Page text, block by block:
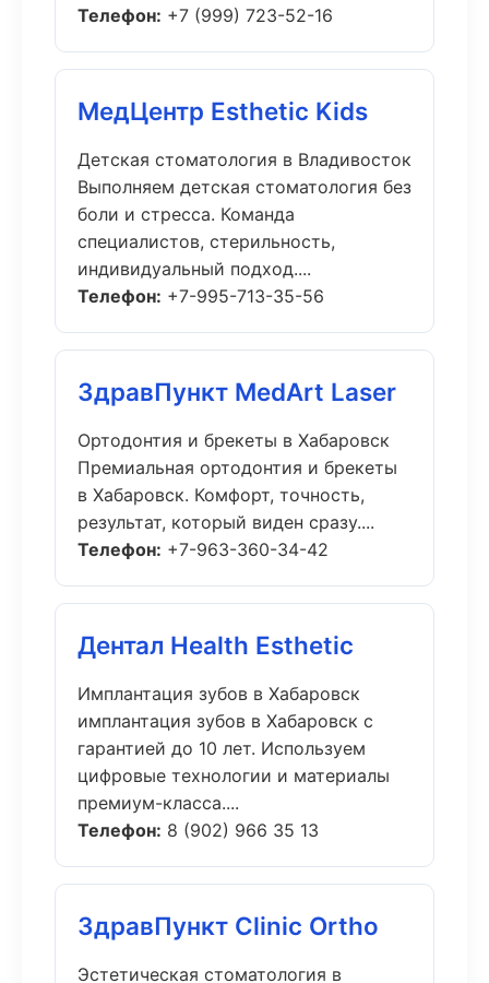
Телефон: +7 (999) 723-52-16
МедЦентр Esthetic Kids
Детская стоматология в Владивосток
Выполняем детская стоматология без
боли и стресса. Команда
специалистов, стерильность,
индивидуальный подход....
Телефон: +7-995-713-35-56
ЗдравПункт MedArt Laser
Ортодонтия и брекеты в Хабаровск
Премиальная ортодонтия и брекеты
в Хабаровск. Комфорт, точность,
результат, который виден сразу....
Телефон: +7-963-360-34-42
Дентал Health Esthetic
Имплантация зубов в Хабаровск
имплантация зубов в Хабаровск с
гарантией до 10 лет. Используем
цифровые технологии и материалы
премиум-класса....
Телефон: 8 (902) 966 35 13
ЗдравПункт Clinic Ortho
Эстетическая стоматология в